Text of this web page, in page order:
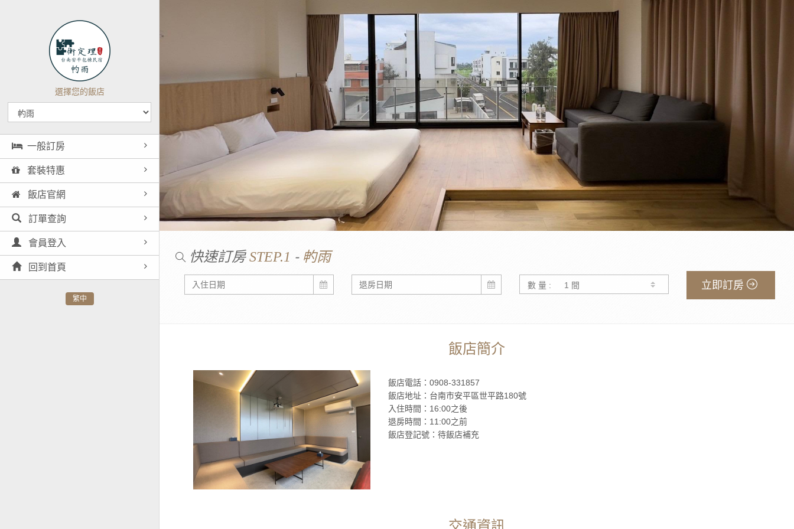
選擇您的飯店
一般訂房
套裝特惠
飯店官網
訂單查詢
會員登入
回到首頁
繁中
快速訂房STEP.1 - 畃雨
數 量 : 立即訂房
飯店簡介
飯店電話：0908-331857
飯店地址：台南市安平區世平路180號
入住時間：16:00之後
退房時間：11:00之前
飯店登記號：待飯店補充